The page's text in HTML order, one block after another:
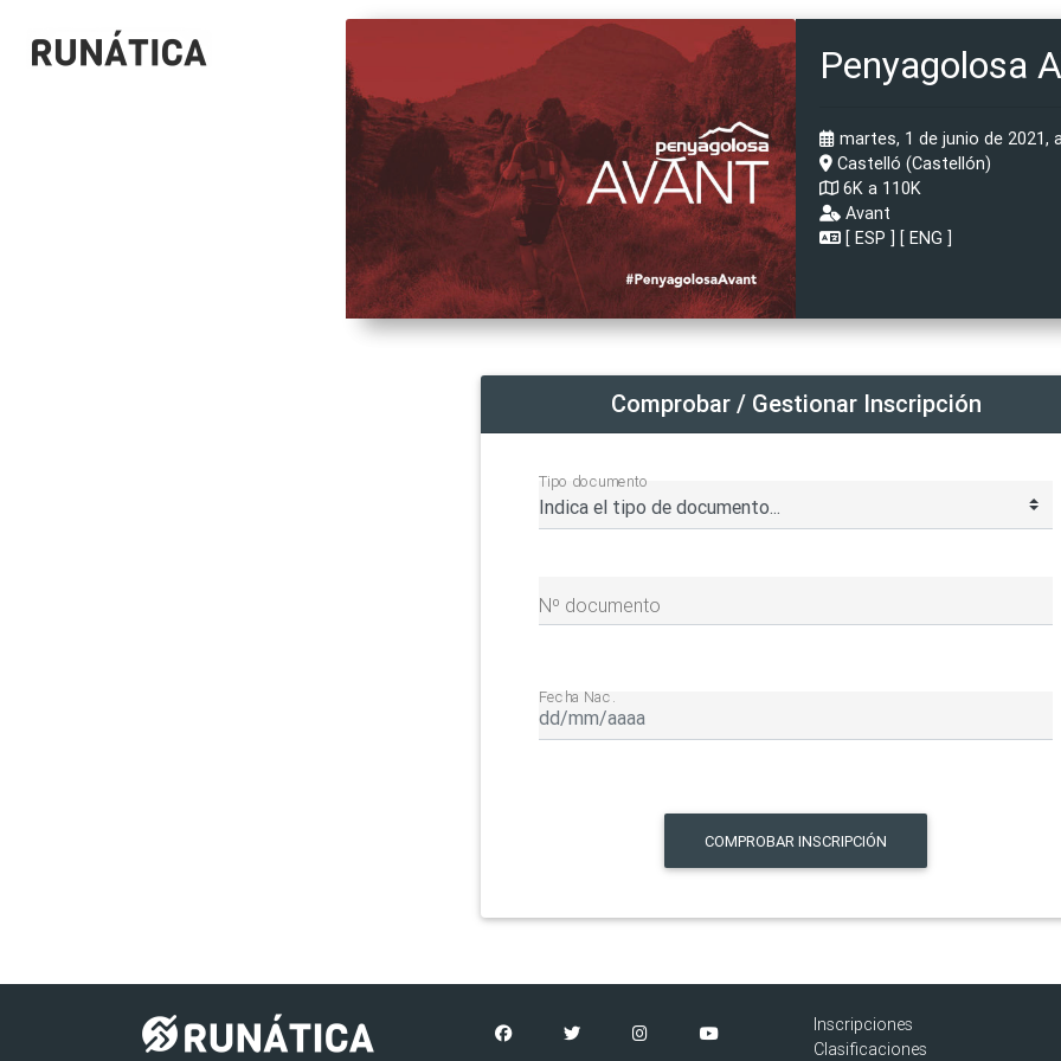
Penyagolosa
martes, 1 de junio de 2021,
Castelló (Castellón)
6K a 110K
Avant
[ ESP ] [ ENG ]
Comprobar / Gestionar Inscripción
Tipo documento
Nº documento
Fecha Nac.
COMPROBAR INSCRIPCIÓN
Inscripciones
Clasificaciones